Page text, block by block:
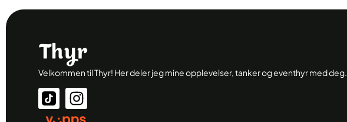
Velkommen til Thyr! Her deler jeg mine opplevelser, tanker og eventhyr med deg.